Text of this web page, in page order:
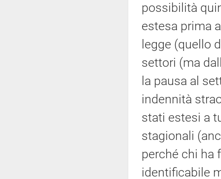
possibilità
estesa prima
legge (quello
settori (ma
la pausa al
indennità
stati estesi a
stagionali
perché chi ha
identificabile